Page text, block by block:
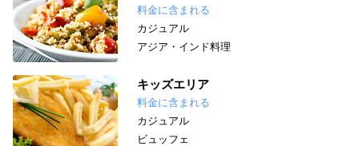
料金に含まれる
カジュアル
アジア・インド料理
キッズエリア
料金に含まれる
カジュアル
ビュッフェ